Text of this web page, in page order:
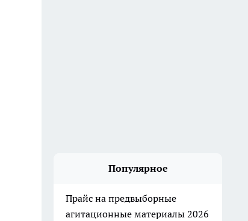
Популярное
Прайс на предвыборные
агитационные материалы 2026